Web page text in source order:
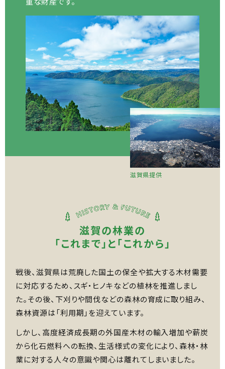
滋賀県提供
滋賀の林業の
「これまで」と「これから」
戦後、滋賀県は荒廃した国土の保全や拡大する木材需要
に対応するため、スギ・ヒノキなどの植林を推進しまし
た。その後、下刈りや間伐などの森林の育成に取り組み、
森林資源は「利用期」を迎えています。
しかし、高度経済成長期の外国産木材の輸入増加や薪炭
から化石燃料への転換、生活様式の変化により、森林・林
業に対する人々の意識や関心は離れてしまいました。